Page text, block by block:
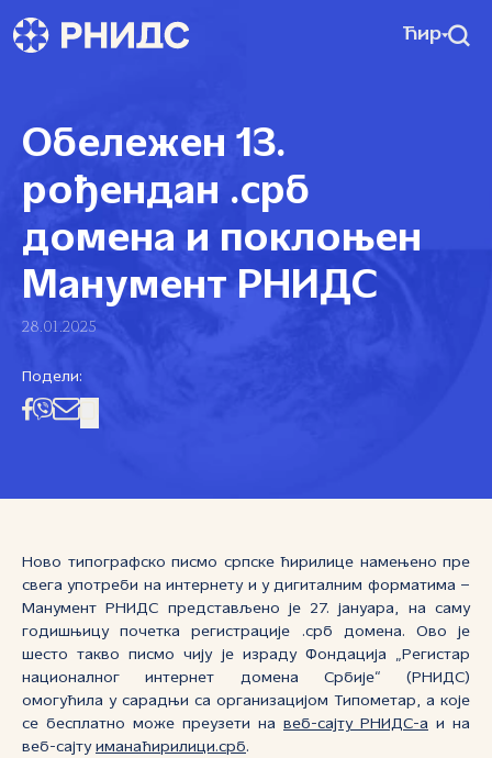
Ћир
Обележен 13.
рођендан .срб
домена и поклоњен
Манумент РНИДС
28.01.2025
Подели:
Ново типографско писмо српске ћирилице намењено пре
свега употреби на интернету и у дигиталним форматима –
Манумент РНИДС представљено је 27. јануара, на саму
годишњицу почетка регистрације .срб домена. Ово је
шесто такво писмо чију је израду Фондација „Регистар
националног интернет домена Србије“ (РНИДС)
омогућила у сарадњи са организацијом Типометар, а које
се бесплатно може преузети на веб-сајту РНИДС-а и на
веб-сајту иманаћирилици.срб.